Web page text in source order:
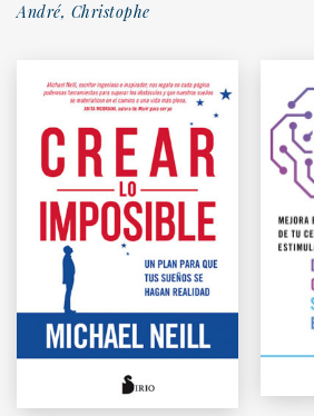
André, Christophe